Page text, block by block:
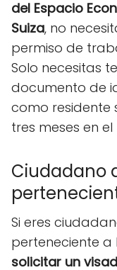
del Espacio
Suiza, no
permiso de
Solo necesitas
documento de
como residente
tres meses en el
Ciudadano
Si eres
perteneciente a
solicitar un